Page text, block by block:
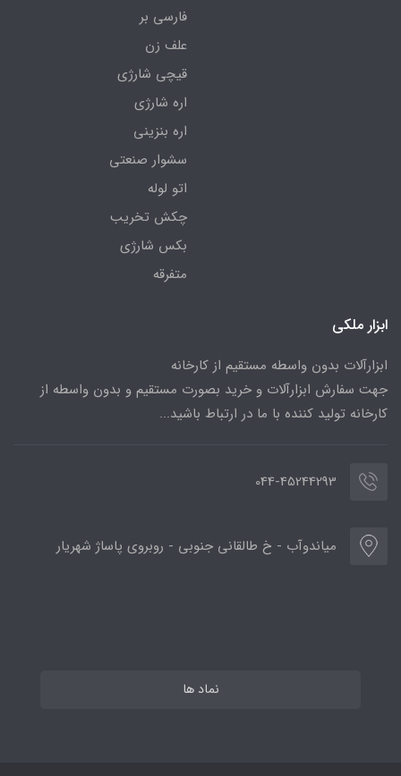
فارسی بر
علف زن
قیچی شارژی
اره شارژی
اره بنزینی
سشوار صنعتی
اتو لوله
چکش تخریب
بکس شارژی
متفرقه
ابزار ملکی
ابزارآلات بدون واسطه مستقیم از کارخانه
جهت سفارش ابزارآلات و خرید بصورت مستقیم و بدون واسطه از
کارخانه تولید کننده با ما در ارتباط باشید...
044-45244293
میاندوآب - خ طالقانی جنوبی - روبروی پاساژ شهریار
نماد ها